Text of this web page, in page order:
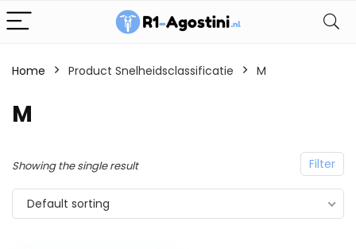
Home Product Snelheidsclassificatie M
M
Filter
Showing the single result
Default sorting